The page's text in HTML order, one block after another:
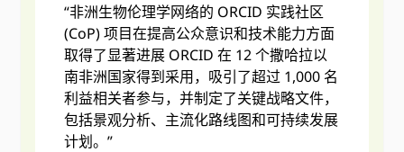
“非洲生物伦理学网络的 ORCID 实践社区
(CoP) 项目在提高公众意识和技术能力方面
取得了显著进展 ORCID 在 12 个撒哈拉以
南非洲国家得到采用，吸引了超过 1,000 名
利益相关者参与，并制定了关键战略文件，
包括景观分析、主流化路线图和可持续发展
计划。”